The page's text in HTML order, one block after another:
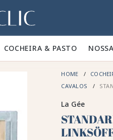
COCHEIRA & PASTO 🍃
HOME
CAVALOS
La Gée